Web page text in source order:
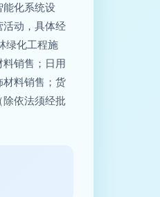
能化系统设
动，具体经
绿化工程施
销售；日用
料销售；货
依法须经批